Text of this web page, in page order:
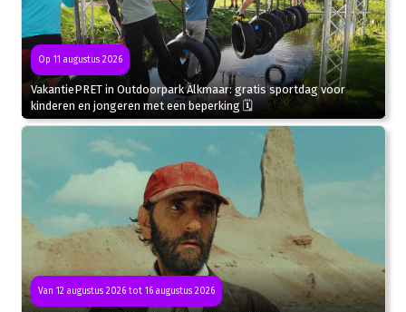
Op 11 augustus 2026
VakantiePRET in Outdoorpark Alkmaar: gratis sportdag voor
kinderen en jongeren met een beperking 🗓
Van 12 augustus 2026 tot 16 augustus 2026